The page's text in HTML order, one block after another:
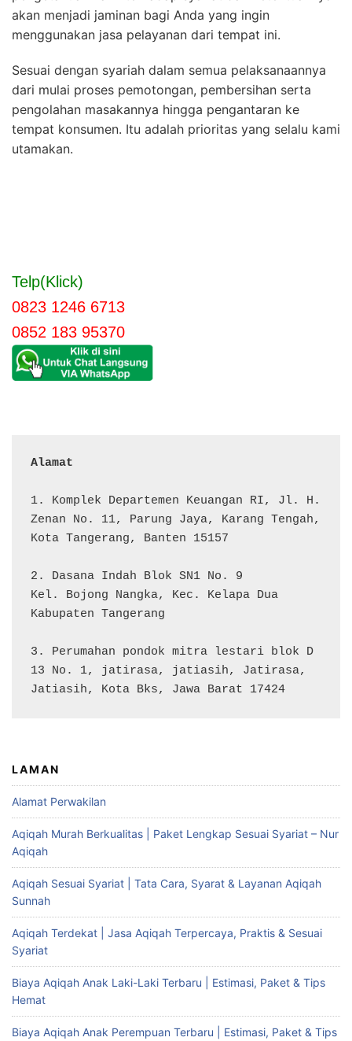
akan menjadi jaminan bagi Anda yang ingin
menggunakan jasa pelayanan dari tempat ini.
Sesuai dengan syariah dalam semua pelaksanaannya
dari mulai proses pemotongan, pembersihan serta
pengolahan masakannya hingga pengantaran ke
tempat konsumen. Itu adalah prioritas yang selalu kami
utamakan.
Telp(Klick)
0823 1246 6713
0852 183 95370
Alamat
1. Komplek Departemen Keuangan RI, Jl. H.
Zenan No. 11, Parung Jaya, Karang Tengah,
Kota Tangerang, Banten 15157
2. Dasana Indah Blok SN1 No. 9
Kel. Bojong Nangka, Kec. Kelapa Dua
Kabupaten Tangerang
3. Perumahan pondok mitra lestari blok D
13 No. 1, jatirasa, jatiasih, Jatirasa,
Jatiasih, Kota Bks, Jawa Barat 17424
LAMAN
Alamat Perwakilan
Aqiqah Murah Berkualitas | Paket Lengkap Sesuai Syariat – Nur
Aqiqah
Aqiqah Sesuai Syariat | Tata Cara, Syarat & Layanan Aqiqah
Sunnah
Aqiqah Terdekat | Jasa Aqiqah Terpercaya, Praktis & Sesuai
Syariat
Biaya Aqiqah Anak Laki-Laki Terbaru | Estimasi, Paket & Tips
Hemat
Biaya Aqiqah Anak Perempuan Terbaru | Estimasi, Paket & Tips